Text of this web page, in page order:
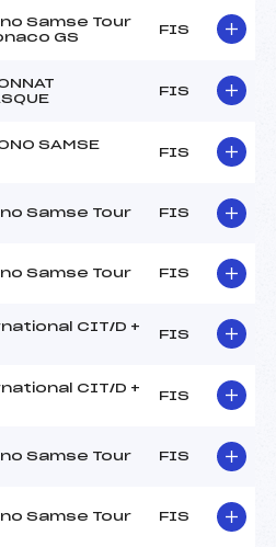
Samse Tour
GS
FIS
FIS
SAMSE
FIS
Samse Tour FIS
Samse Tour FIS
CIT/D +
FIS
CIT/D +
FIS
Samse Tour FIS
Samse Tour FIS